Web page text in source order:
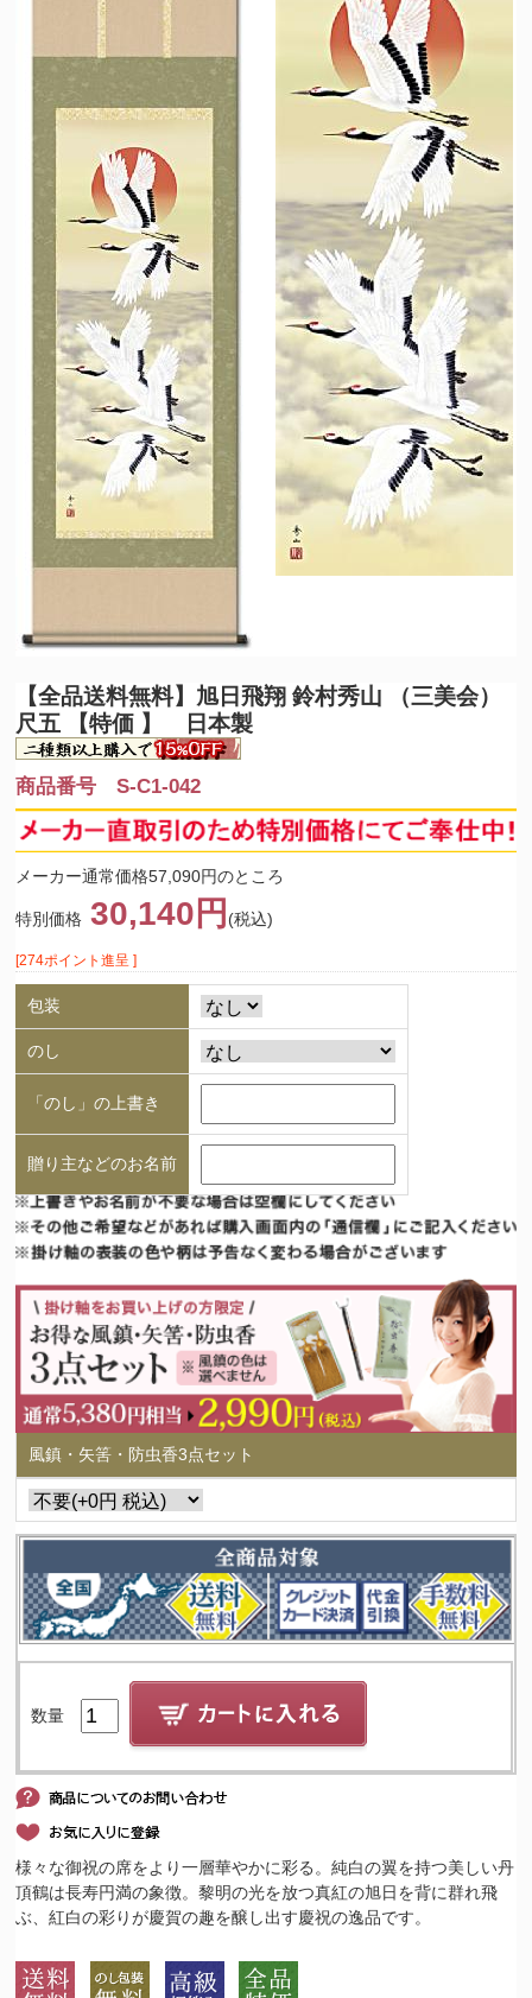
【全品送料無料】 旭日飛翔 鈴村秀山 （三美会）
尺五 【特価 】 日本製
商品番号 S-C1-042
メーカー通常価格57,090円のところ
特別価格 30,140円 (税込)
[274ポイント進呈 ]
包装
のし
「のし」の上書き
贈り主などのお名前
風鎮・矢筈・防虫香3点セット
数量
様々な御祝の席をより一層華やかに彩る。純白の翼を持つ美しい丹
頂鶴は長寿円満の象徴。黎明の光を放つ真紅の旭日を背に群れ飛
ぶ、紅白の彩りが慶賀の趣を醸し出す慶祝の逸品です。